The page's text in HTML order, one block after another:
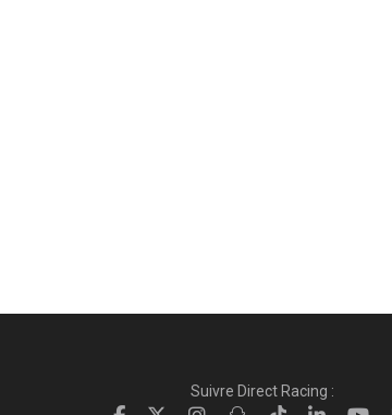
Suivre Direct Racing :